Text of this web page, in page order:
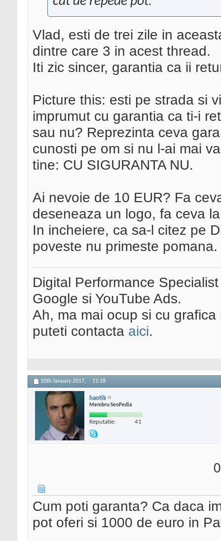
Vlad, esti de trei zile in
dintre care 3 in acest thread.
Iti zic sincer, garantia ca ii
Picture this: esti pe strada si
imprumut cu garantia ca ti-i
sau nu? Reprezinta ceva
cunosti pe om si nu l-ai mai
tine: CU SIGURANTA NU.
Ai nevoie de 10 EUR? Fa
deseneaza un logo, fa ceva
In incheiere, ca sa-l citez pe
poveste nu primeste
Digital Performance
Google si YouTube Ads.
Ah, ma mai ocup si cu
puteti contacta aici.
10th January 2017, 11:18
haotik
Membru SeoPedia
Reputatie: 41
Cum poti garanta? Ca daca
pot oferi si 1000 de euro in